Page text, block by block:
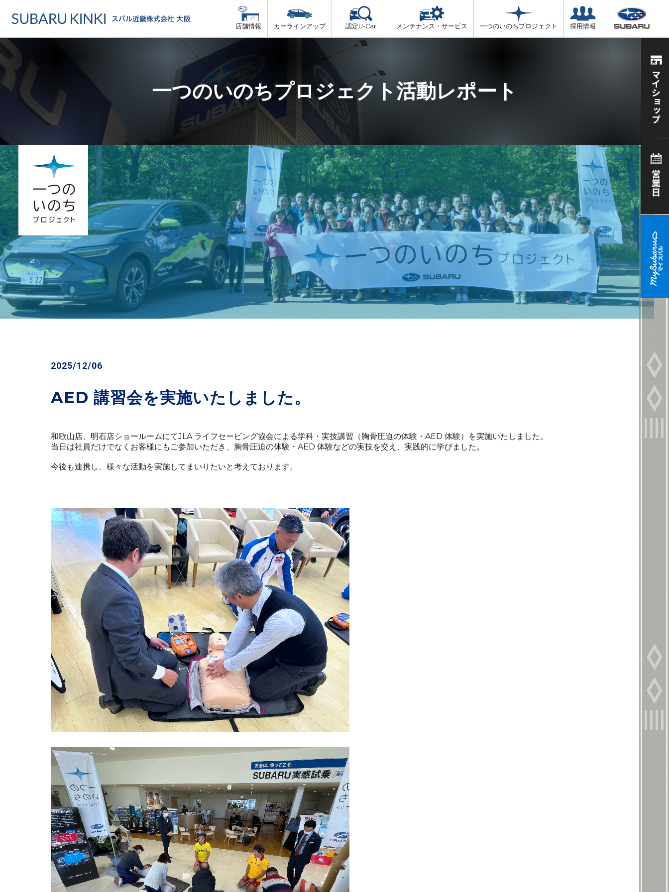
店舗情報
店舗情報 店舗一覧
地域でさがす
地図でさがす
試乗車でさがす
U-Carでさがす
大阪府北部
大阪府市内
大阪府南部
大阪府東部
和歌山北部
カーラインアップ
カーラインアップ
カーラインアップ一覧
乗用車
軽自動車
福祉車両
認定U-Car メンテナンス・サービス
メンテナンス・サービス
メンテナンス・サービストップ
車検・定期点検をする
カーケアをする
各種サポート
車検（法定24か月点検）
法定 12ヶ月 点検
6ヶ月ごとの セーフティ チェック
車検 3ヶ月前 無料診断
一つのいのちプロジェクト 採用情報
一つのいのちプロジェクト活動レポート
2025/12/06
AED 講習会を実施いたしました。
和歌山店、明石店ショールームにてJLA ライフセービング協会による学科・実技講習（胸骨圧迫の体験・AED 体験）を実施いたしました。
当日は社員だけでなくお客様にもご参加いただき、胸骨圧迫の体験・AED 体験などの実技を交え、実践的に学びました。
今後も連携し、様々な活動を実施してまいりたいと考えております。